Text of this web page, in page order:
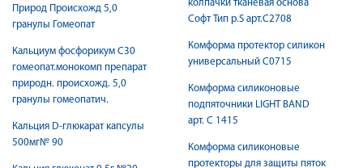
Природ Происхожд 5,0
гранулы Гомеопат
Кальциум фосфорикум С30
гомеопат.монокомп препарат
природн. происхожд. 5,0
гранулы гомеопатич.
Кальция D-глюкарат капсулы
500мг№ 90
колпачки тканевая основа
Софт Тип р.S арт.С2708
Комформа протектор силикон
универсальный С0715
Комформа силиконовые
подпяточники LIGHT BAND
арт. С 1415
Комформа силиконовые
протекторы для защиты пяток